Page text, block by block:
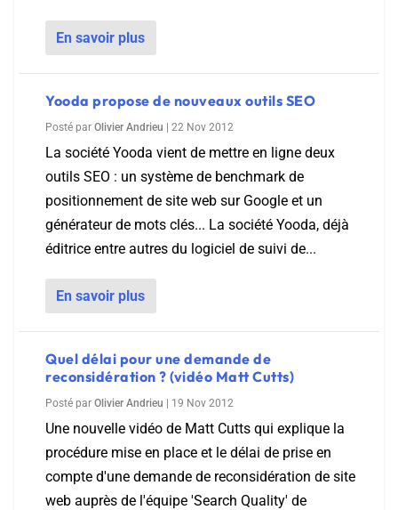
En savoir plus
Yooda propose de nouveaux outils SEO
Posté par Olivier Andrieu 22 Nov 2012
La société Yooda vient de mettre en ligne deux
outils SEO : un système de benchmark de
positionnement de site web sur Google et un
générateur de mots clés... La société Yooda, déjà
éditrice entre autres du logiciel de suivi de...
En savoir plus
Quel délai pour une demande de
reconsidération ? (vidéo Matt Cutts)
Posté par Olivier Andrieu 19 Nov 2012
Une nouvelle vidéo de Matt Cutts qui explique la
procédure mise en place et le délai de prise en
compte d'une demande de reconsidération de site
web auprès de l'équipe 'Search Quality' de